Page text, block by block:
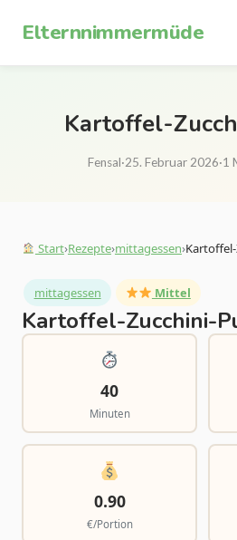
Elternnimmermüde
Kartoffel-
Fensal·25. Februar 2026·1
Start›Rezepte›mittagessen›
mittagessen Mittel
Kartoffel-Zucchini-
40
Minuten
0.90
€/Portion